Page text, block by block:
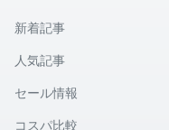
新着記事
人気記事
セール情報
コスパ比較